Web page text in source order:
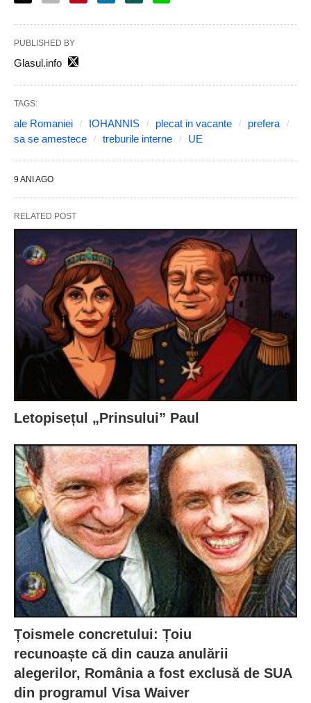
PUBLISHED BY
Glasul.info
TAGS:
ale Romaniei IOHANNIS plecat in vacante
prefera
sa se amestece
treburile interne UE
9 ANI AGO
RELATED POST
Letopisețul „Prinsului” Paul
Țoismele concretului: Țoiu
recunoaște că din cauza anulării
alegerilor, România a fost exclusă de SUA
din programul Visa Waiver